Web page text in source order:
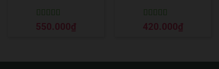
Được xếp
hạng55 sao
550.000₫
Được xếp
hạng55 sao
420.000₫